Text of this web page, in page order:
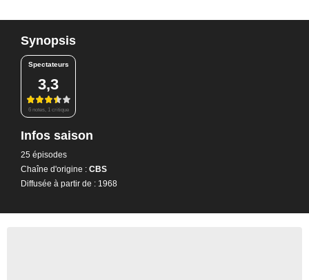
Synopsis
Spectateurs
3,3
6 notes, 1 critique
Infos saison
25 épisodes
Chaîne d'origine : CBS
Diffusée à partir de : 1968